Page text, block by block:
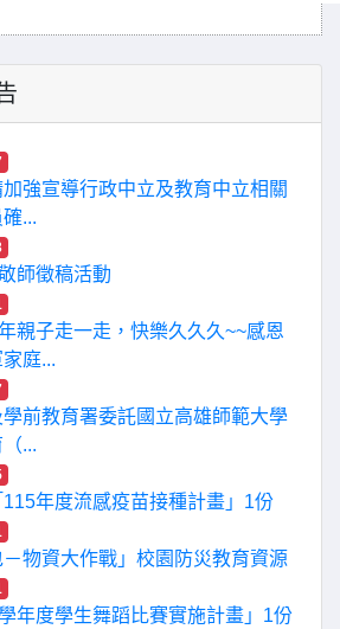
加強宣導行政中立及教育中立相關
...
師徵稿活動
親子走一走，快樂久久久~~感恩
庭...
前教育署委託國立高雄師範大學
...
年度流感疫苗接種計畫」1份
－物資大作戰」校園防災教育資源
年度學生舞蹈比賽實施計畫」1份